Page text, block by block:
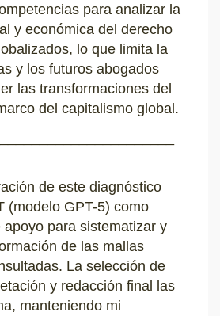
para analizar la
y económica del derecho
lo que limita la
y los futuros abogados
las transformaciones del
del capitalismo global.
de este diagnóstico
(modelo GPT-5) como
apoyo para sistematizar y
de las mallas
La selección de
y redacción final las
manteniendo mi